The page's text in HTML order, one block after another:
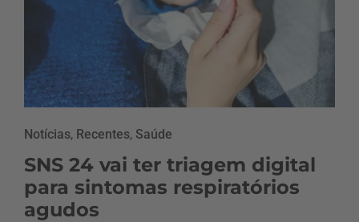
Notícias, Recentes, Saúde
SNS 24 vai ter triagem digital
para sintomas respiratórios
agudos